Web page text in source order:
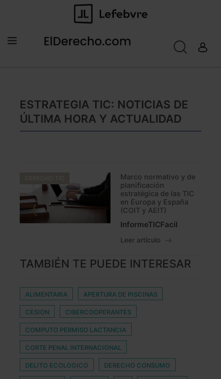
ESTRATEGIA TIC: NOTICIAS DE
ÚLTIMA HORA Y ACTUALIDAD
Marco normativo y de
planificación
estratégica de las TIC
en Europa y España
(COIT y AEIT)
InformeTICFacil
Leer artículo
TAMBIÉN TE PUEDE INTERESAR
ALIMENTARIA APERTURA DE PISCINAS
CESION CIBERCOOPERANTES
COMPUTO PERMISO LACTANCIA
CORTE PENAL INTERNACIONAL
DELITO ECOLOGICO DERECHO CONSUMO